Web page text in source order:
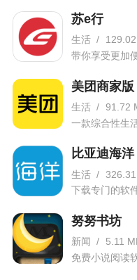
苏e行
生活 /
带你享受更加
美团商家版
生活 / 91.72
一款综合性生
比亚迪海洋
生活 /
下载专门的软
努努书坊
新闻 /
5.11
免费小说阅读